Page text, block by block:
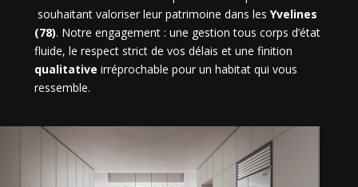
souhaitant valoriser leur patrimoine dans les Yvelines
(78). Notre engagement : une gestion tous corps d’état
fluide, le respect strict de vos délais et une finition
qualitative irréprochable pour un habitat qui vous
ressemble.